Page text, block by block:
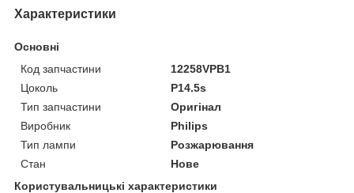
Характеристики
Основні
Код запчастини
12258VPB1
Цоколь
P14.5s
Тип запчастини
Оригінал
Виробник
Philips
Тип лампи
Розжарювання
Стан
Нове
Користувальницькі характеристики